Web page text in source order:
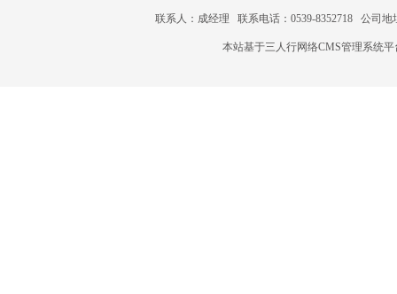
联系人：成经理 联系电话：0539-8352718 公司
本站基于三人行网络CMS管理系统